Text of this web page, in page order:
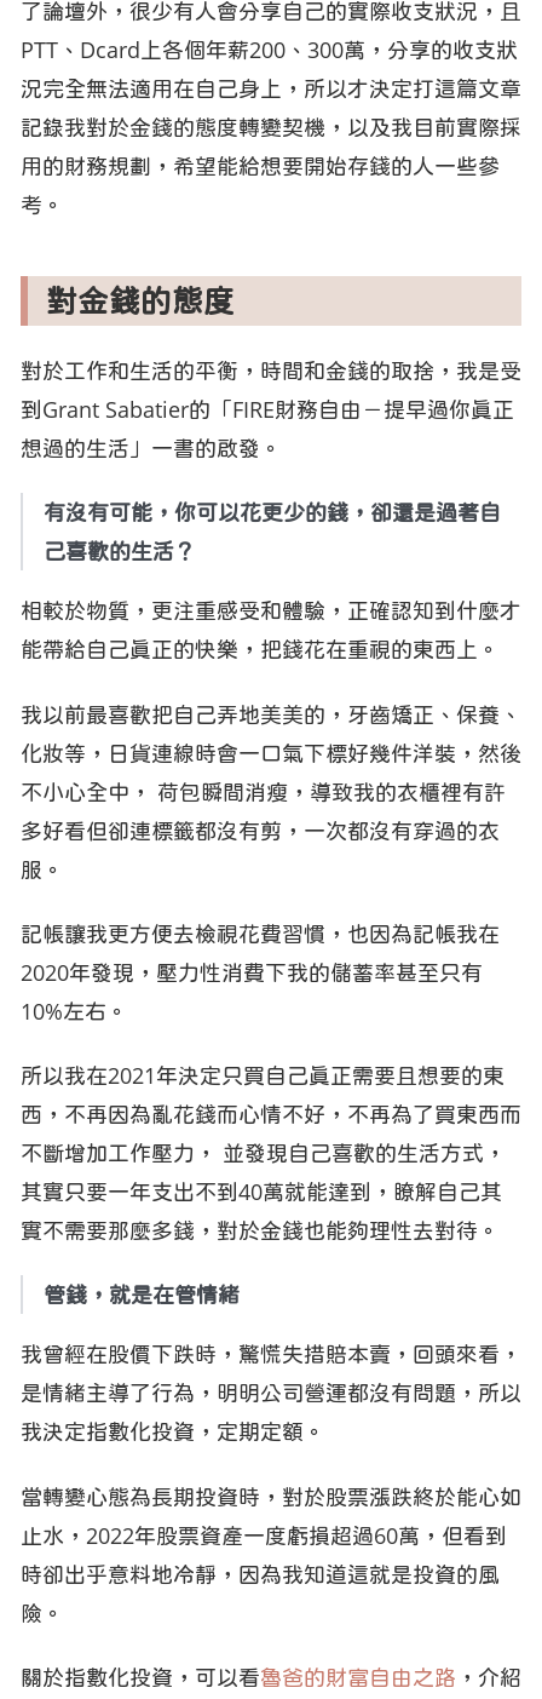
了論壇外，很少有人會分享自己的實際收支狀況，且
PTT、Dcard上各個年薪200、300萬，分享的收支狀
況完全無法適用在自己身上，所以才決定打這篇文章
記錄我對於金錢的態度轉變契機，以及我目前實際採
用的財務規劃，希望能給想要開始存錢的人一些參
考。
對金錢的態度
對於工作和生活的平衡，時間和金錢的取捨，我是受
到Grant Sabatier的「FIRE財務自由－提早過你真正
想過的生活」一書的啟發。
有沒有可能，你可以花更少的錢，卻還是過著自
己喜歡的生活？
相較於物質，更注重感受和體驗，正確認知到什麼才
能帶給自己真正的快樂，把錢花在重視的東西上。
我以前最喜歡把自己弄地美美的，牙齒矯正、保養、
化妝等，日貨連線時會一口氣下標好幾件洋裝，然後
不小心全中， 荷包瞬間消瘦，導致我的衣櫃裡有許
多好看但卻連標籤都沒有剪，一次都沒有穿過的衣
服。
記帳讓我更方便去檢視花費習慣，也因為記帳我在
2020年發現，壓力性消費下我的儲蓄率甚至只有
10%左右。
所以我在2021年決定只買自己真正需要且想要的東
西，不再因為亂花錢而心情不好，不再為了買東西而
不斷增加工作壓力， 並發現自己喜歡的生活方式，
其實只要一年支出不到40萬就能達到，瞭解自己其
實不需要那麼多錢，對於金錢也能夠理性去對待。
管錢，就是在管情緒
我曾經在股價下跌時，驚慌失措賠本賣，回頭來看，
是情緒主導了行為，明明公司營運都沒有問題，所以
我決定指數化投資，定期定額。
當轉變心態為長期投資時，對於股票漲跌終於能心如
止水，2022年股票資產一度虧損超過60萬，但看到
時卻出乎意料地冷靜，因為我知道這就是投資的風
險。
關於指數化投資，可以看魯爸的財富自由之路 ，介紹